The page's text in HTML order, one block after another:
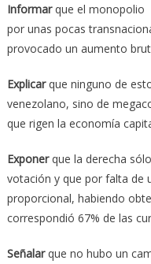
Informarque el monopolio
por unas pocas
provocado un aumento
Explicarque ninguno de
venezolano, sino de
que rigen la economía
Exponerque la derecha
votación y que por falta de
proporcional, habiendo
correspondió 67% de las
Señalarque no hubo un